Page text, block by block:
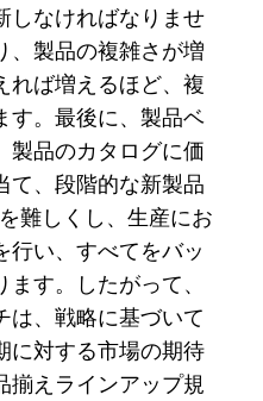
しなければなりませ
、製品の複雑さが増
れば増えるほど、複
す。最後に、製品ベ
製品のカタログに価
て、段階的な新製品
難しくし、生産にお
行い、すべてをバッ
す。したがって、
は、戦略に基づいて
に対する市場の期待
揃えラインアップ規